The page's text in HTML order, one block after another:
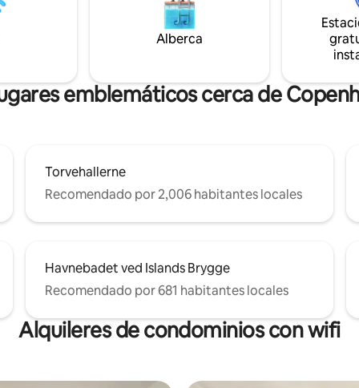
y a lugares de interés
como traslados al
panorámicas, un jacuzzi, sauna,
aire libre, comedor y sala de
completan este lujoso refugio
Alberca
emblemáticos cerca de
Torvehallerne
Recomendado por 2,006 habitantes locales
Havnebadet ved Islands Brygge
Recomendado por 681 habitantes locales
Alquileres de condominios con wifi